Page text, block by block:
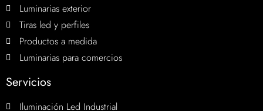
Luminarias exterior
Tiras led y perfiles
Productos a medida
Luminarias para comercios
Servicios
Iluminación Led Industrial